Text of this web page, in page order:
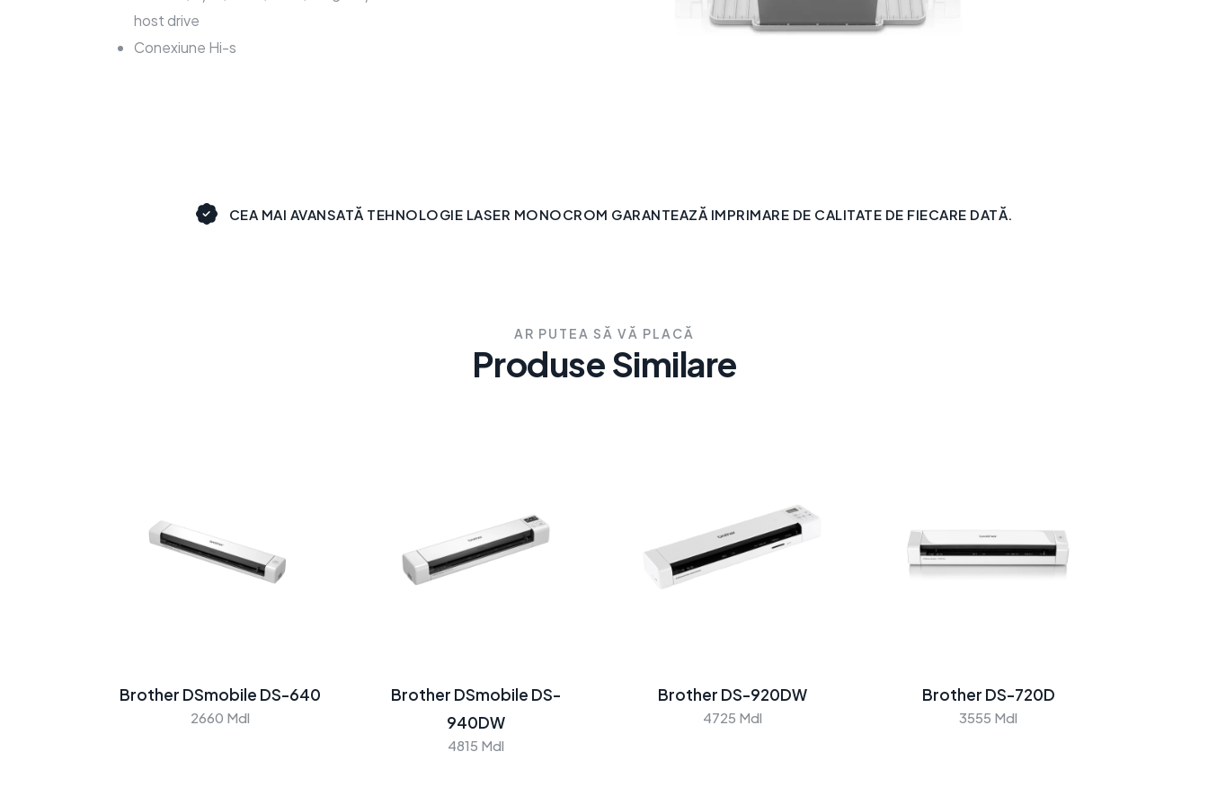
host drive
Conexiune Hi-s
CEA MAI AVANSATĂ TEHNOLOGIE LASER MONOCROM GARANTEAZĂ IMPRIMARE DE CALITATE DE FIECARE DATĂ.
AR PUTEA SĂ VĂ PLACĂ
Produse Similare
Brother DSmobile DS-640
2660 Mdl
Brother DSmobile DS-
940DW
4815 Mdl
Brother DS-920DW
4725 Mdl
Brother DS-720D
3555 Mdl